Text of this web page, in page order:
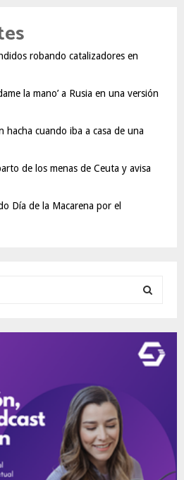
robando catalizadores en
la mano’ a Rusia en una versión
hacha cuando iba a casa de una
de los menas de Ceuta y avisa
Día de la Macarena por el
E